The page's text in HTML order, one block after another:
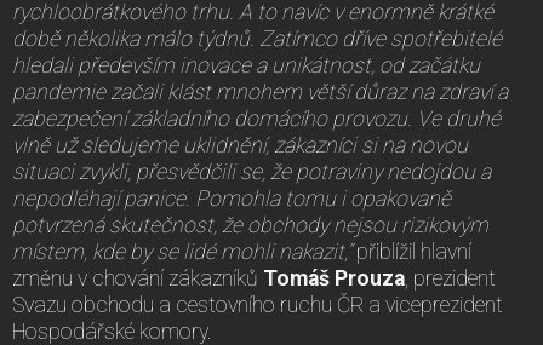
rychloobrátkového trhu. A to navíc v enormně krátké
době několika málo týdnů. Zatímco dříve spotřebitelé
hledali především inovace a unikátnost, od začátku
pandemie začali klást mnohem větší důraz na zdraví a
zabezpečení základního domácího provozu. Ve druhé
vlně už sledujeme uklidnění, zákazníci si na novou
situaci zvykli, přesvědčili se, že potraviny nedojdou a
nepodléhají panice. Pomohla tomu i opakovaně
potvrzená skutečnost, že obchody nejsou rizikovým
místem, kde by se lidé mohli nakazit,“přiblížil hlavní
změnu v chování zákazníků Tomáš Prouza , prezident
Svazu obchodu a cestovního ruchu ČR a viceprezident
Hospodářské komory.